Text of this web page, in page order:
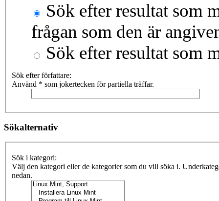
Sök efter resultat som
frågan som den är
Sök efter resultat som
Sök efter författare:
Använd * som jokertecken för partiella träffar.
Sökalternativ
Sök i kategori:
Välj den kategori eller de kategorier som du vill söka i.
nedan.